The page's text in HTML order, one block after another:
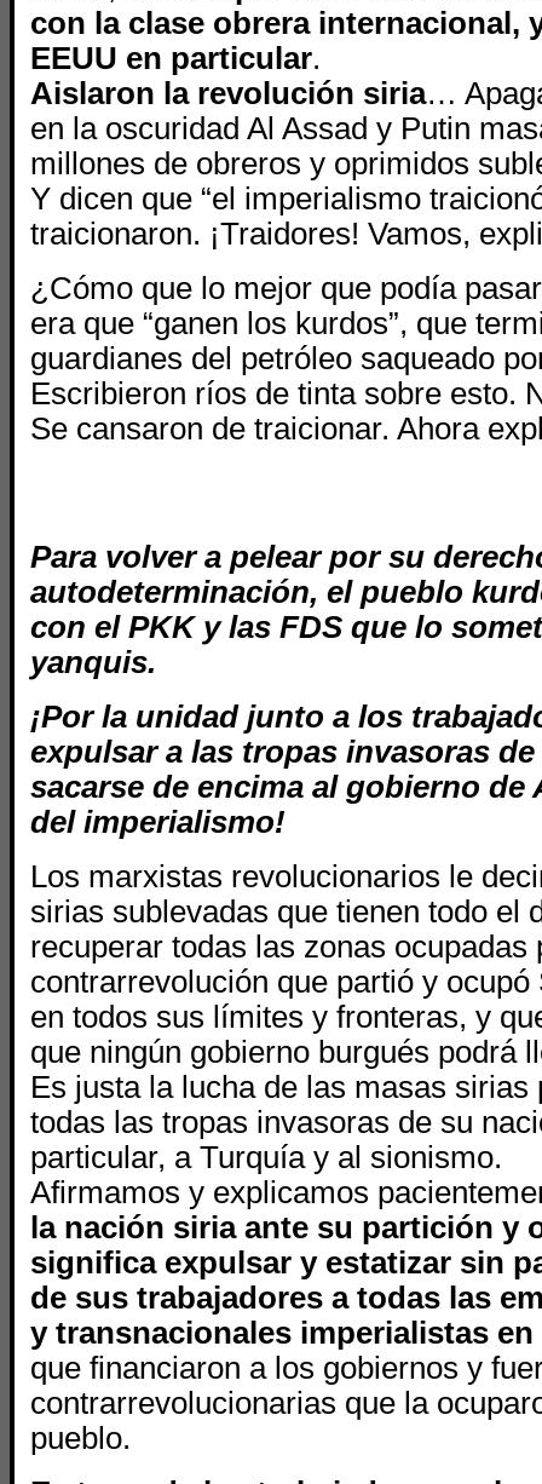
con la clase obrera internacional,
EEUU en particular.
Aislaron la revolución siria…
en la oscuridad Al Assad y Putin
millones de obreros y oprimidos
Y dicen que “el imperialismo
traicionaron. ¡Traidores! Vamos,
¿Cómo que lo mejor que podía
era que “ganen los kurdos”, que
guardianes del petróleo saqueado
Escribieron ríos de tinta sobre esto.
Se cansaron de traicionar. Ahora
Para volver a pelear por su
autodeterminación, el pueblo
con el PKK y las FDS que lo
yanquis.
¡Por la unidad junto a los
expulsar a las tropas invasoras
sacarse de encima al gobierno de
del imperialismo!
Los marxistas revolucionarios le
sirias sublevadas que tienen todo el
recuperar todas las zonas ocupadas
contrarrevolución que partió y
en todos sus límites y fronteras, y
que ningún gobierno burgués podrá
Es justa la lucha de las masas sirias
todas las tropas invasoras de su
particular, a Turquía y al sionismo.
Afirmamos y explicamos
la nación siria ante su partición y
significa expulsar y estatizar sin
de sus trabajadores a todas las
y transnacionales imperialistas en
que financiaron a los gobiernos y
contrarrevolucionarias que la
pueblo.